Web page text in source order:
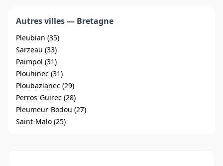
Autres villes — Bretagne
Pleubian (35)
Sarzeau (33)
Paimpol (31)
Plouhinec (31)
Ploubazlanec (29)
Perros-Guirec (28)
Pleumeur-Bodou (27)
Saint-Malo (25)